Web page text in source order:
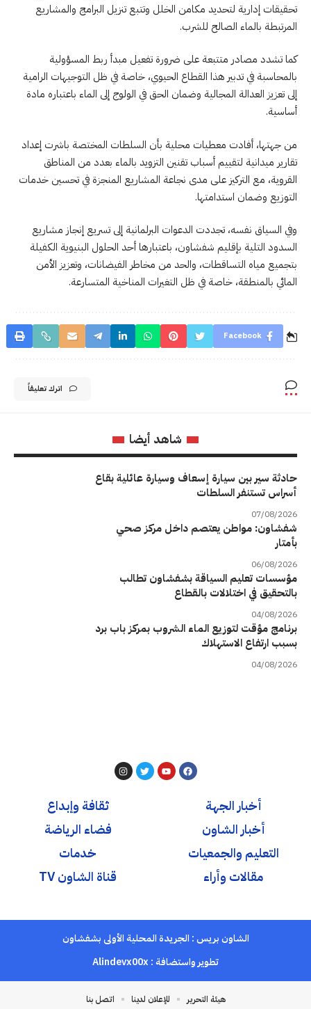
تحقيقات إدارية لتحديد مكامن الخلل وتتبع تنزيل البرامج والمشاريع
المرتبطة بالماء الصالح للشرب.
كما تشدد مصادر متتبعة على ضرورة تفعيل مبدأ ربط المسؤولية
بالمحاسبة في تدبير هذا القطاع الحيوي، خاصة في ظل التوجيهات الرامية
إلى تعزيز العدالة المجالية وضمان الحق في الولوج إلى الماء باعتباره مادة
أساسية.
من جهتها، أفادت معطيات محلية بأن السلطات المختصة باشرت إعداد
تقارير ميدانية لتقييم أسباب تقنين التزويد بالماء بعدد من المناطق
القروية، مع التركيز على مدى نجاعة المشاريع المنجزة في تحسين خدمات
التوزيع وضمان استدامتها.
وفي السياق نفسه، تجددت الدعوات البرلمانية إلى تسريع إنجاز مشاريع
السدود التلية بإقليم شفشاون، باعتبارها أحد الحلول البنيوية الكفيلة
بتجميع مياه التساقطات، والحد من مخاطر الفيضانات، وتعزيز الأمن
المائي بالمنطقة، خاصة في ظل التغيرات المناخية المتسارعة.
Facebook
اترك تعليقاً
شاهد أيضا
حادثة سير بين سيارة إسعاف وسيارة عائلية بقاع
أسراس تستنفر السلطات
07/08/2026
شفشاون: مواطن يعتصم داخل مركز صحي
بأمتار
06/08/2026
مؤسسات تعليم السياقة بشفشاون تطالب
بالتحقيق في اختلالات بالقطاع
04/08/2026
برنامج مؤقت لتوزيع الماء الشروب بمركز باب برد
بسبب ارتفاع الاستهلاك
04/08/2026
أخبار الجهة
أخبار الشاون
التعليم والجمعيات
مقالات وأراء
ثقافة وإبداع
فضاء الرياضة
خدمات
قناة الشاون TV
الشاون بريس : الجريدة المحلية الأولى بشفشاون
تطوير واستضافة : Alindevx00x
هيئة التحرير للإعلان لدينا اتصل بنا